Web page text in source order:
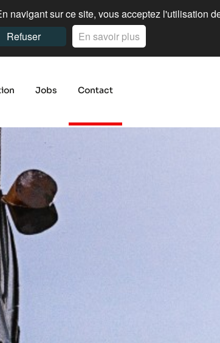
navigant sur ce site, vous acceptez l'utilisation
Refuser En savoir plus
Jobs Contact